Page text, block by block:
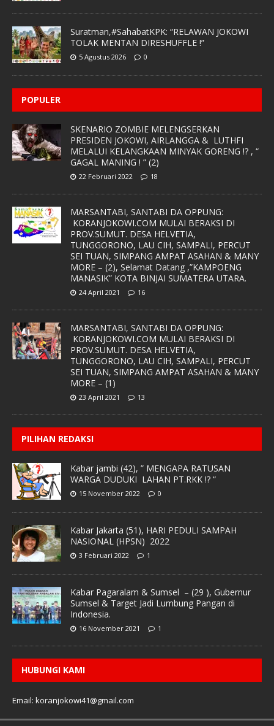
Suratman,#SahabatKPK: “RELAWAN JOKOWI
TOLAK MENTAN DIRESHUFFLE !”
5 Agustus 2026 0
POPULER
SKENARIO ZOMBIE MELENGSERKAN
PRESIDEN JOKOWI, AIRLANGGA & LUTHFI
MELALUI KELANGKAAN MINYAK GORENG !? , “
GAGAL MANING ! ” (2)
22 Februari 2022 18
MARSANTABI, SANTABI DA OPPUNG:
KORANJOKOWI.COM MULAI BERAKSI DI
PROV.SUMUT. DESA HELVETIA,
TUNGGORONO, LAU CIH, SAMPALI, PERCUT
SEI TUAN, SIMPANG AMPAT ASAHAN & MANY
MORE – (2), Selamat Datang ,”KAMPOENG
MANASIK” KOTA BINJAI SUMATERA UTARA.
24 April 2021 16
MARSANTABI, SANTABI DA OPPUNG:
KORANJOKOWI.COM MULAI BERAKSI DI
PROV.SUMUT. DESA HELVETIA,
TUNGGORONO, LAU CIH, SAMPALI, PERCUT
SEI TUAN, SIMPANG AMPAT ASAHAN & MANY
MORE – (1)
23 April 2021 13
PILIHAN REDAKSI
Kabar jambi (42), ” MENGAPA RATUSAN
WARGA DUDUKI LAHAN PT.RKK !? “
15 November 2022 0
Kabar Jakarta (51), HARI PEDULI SAMPAH
NASIONAL (HPSN) 2022
3 Februari 2022 1
Kabar Pagaralam & Sumsel – (29 ), Gubernur
Sumsel & Target Jadi Lumbung Pangan di
Indonesia.
16 November 2021 1
HUBUNGI KAMI
Email: koranjokowi41@gmail.com